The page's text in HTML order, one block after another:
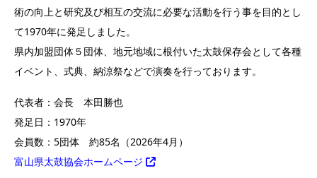
術の向上と研究及び相互の交流に必要な活動を行う事を目的とし
て1970年に発足しました。
県内加盟団体５団体、地元地域に根付いた太鼓保存会として各種
イベント、式典、納涼祭などで演奏を行っております。
代表者：会長 本田勝也
発足日：1970年
会員数：5団体 約85名（2026年4月）
富山県太鼓協会ホームページ